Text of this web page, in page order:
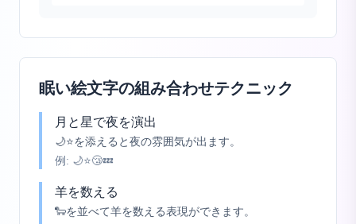
眠い絵文字の組み合わせテクニック
月と星で夜を演出
🌙⭐を添えると夜の雰囲気が出ます。
例: 🌙⭐😴💤
羊を数える
🐑を並べて羊を数える表現ができます。